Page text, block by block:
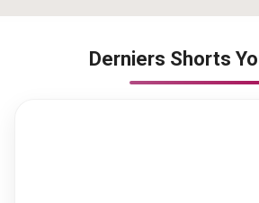
Derniers Shorts